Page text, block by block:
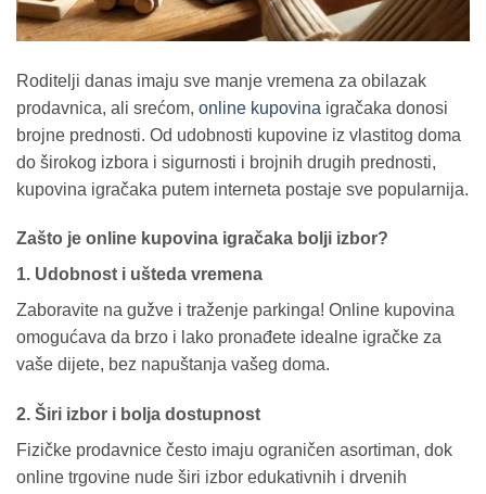
Roditelji danas imaju sve manje vremena za obilazak
prodavnica, ali srećom, online kupovina igračaka donosi
brojne prednosti. Od udobnosti kupovine iz vlastitog doma
do širokog izbora i sigurnosti i brojnih drugih prednosti,
kupovina igračaka putem interneta postaje sve popularnija.
Zašto je online kupovina igračaka bolji izbor?
1. Udobnost i ušteda vremena
Zaboravite na gužve i traženje parkinga! Online kupovina
omogućava da brzo i lako pronađete idealne igračke za
vaše dijete, bez napuštanja vašeg doma.
2. Širi izbor i bolja dostupnost
Fizičke prodavnice često imaju ograničen asortiman, dok
online trgovine nude širi izbor edukativnih i drvenih